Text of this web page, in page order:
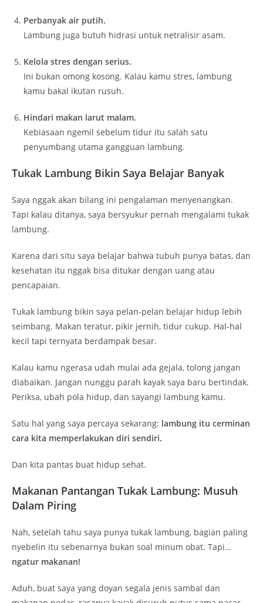
Perbanyak air putih.
Lambung juga butuh hidrasi untuk netralisir asam.
Kelola stres dengan serius.
Ini bukan omong kosong. Kalau kamu stres, lambung
kamu bakal ikutan rusuh.
Hindari makan larut malam.
Kebiasaan ngemil sebelum tidur itu salah satu
penyumbang utama gangguan lambung.
Tukak Lambung Bikin Saya Belajar Banyak
Saya nggak akan bilang ini pengalaman menyenangkan.
Tapi kalau ditanya, saya bersyukur pernah mengalami tukak
lambung.
Karena dari situ saya belajar bahwa tubuh punya batas, dan
kesehatan itu nggak bisa ditukar dengan uang atau
pencapaian.
Tukak lambung bikin saya pelan-pelan belajar hidup lebih
seimbang. Makan teratur, pikir jernih, tidur cukup. Hal-hal
kecil tapi ternyata berdampak besar.
Kalau kamu ngerasa udah mulai ada gejala, tolong jangan
diabaikan. Jangan nunggu parah kayak saya baru bertindak.
Periksa, ubah pola hidup, dan sayangi lambung kamu.
Satu hal yang saya percaya sekarang: lambung itu cerminan
cara kita memperlakukan diri sendiri.
Dan kita pantas buat hidup sehat.
Makanan Pantangan Tukak Lambung: Musuh
Dalam Piring
Nah, setelah tahu saya punya tukak lambung, bagian paling
nyebelin itu sebenarnya bukan soal minum obat. Tapi…
ngatur makanan!
Aduh, buat saya yang doyan segala jenis sambal dan